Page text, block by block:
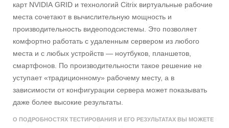
карт NVIDIA GRID и технологий Citrix виртуальные рабочие
места сочетают в вычислительную мощность и
производительность видеоподсистемы. Это позволяет
комфортно работать с удаленным сервером из любого
места и с любых устройств — ноутбуков, планшетов,
смартфонов. По производительности такое решение не
уступает «традиционному» рабочему месту, а в
зависимости от конфигурации сервера может показывать
даже более высокие результаты.
О ПОДРОБНОСТЯХ ТЕСТИРОВАНИЯ И ЕГО РЕЗУЛЬТАТАХ ВЫ МОЖЕТЕ